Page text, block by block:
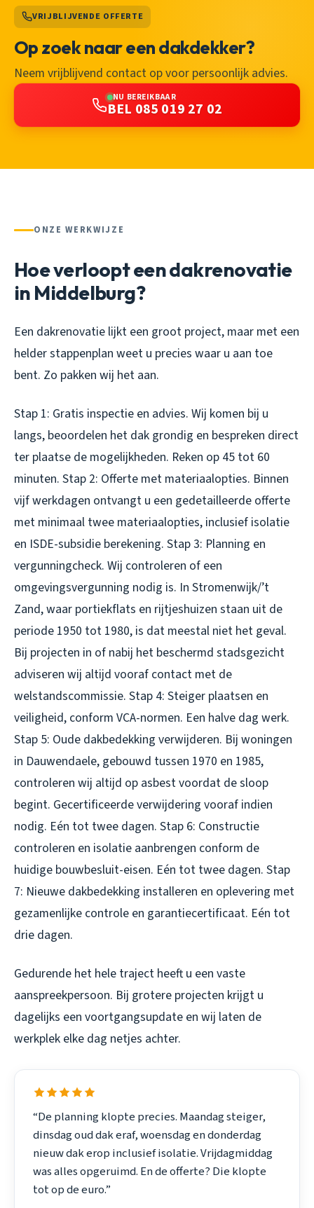
VRIJBLIJVENDE OFFERTE
Op zoek naar een dakdekker?
Neem vrijblijvend contact op voor persoonlijk advies.
NU BEREIKBAAR
BEL 085 019 27 02
ONZE WERKWIJZE
Hoe verloopt een dakrenovatie
in Middelburg?
Een dakrenovatie lijkt een groot project, maar met een
helder stappenplan weet u precies waar u aan toe
bent. Zo pakken wij het aan.
Stap 1: Gratis inspectie en advies. Wij komen bij u
langs, beoordelen het dak grondig en bespreken direct
ter plaatse de mogelijkheden. Reken op 45 tot 60
minuten. Stap 2: Offerte met materiaalopties. Binnen
vijf werkdagen ontvangt u een gedetailleerde offerte
met minimaal twee materiaalopties, inclusief isolatie
en ISDE-subsidie berekening. Stap 3: Planning en
vergunningcheck. Wij controleren of een
omgevingsvergunning nodig is. In Stromenwijk/’t
Zand, waar portiekflats en rijtjeshuizen staan uit de
periode 1950 tot 1980, is dat meestal niet het geval.
Bij projecten in of nabij het beschermd stadsgezicht
adviseren wij altijd vooraf contact met de
welstandscommissie. Stap 4: Steiger plaatsen en
veiligheid, conform VCA-normen. Een halve dag werk.
Stap 5: Oude dakbedekking verwijderen. Bij woningen
in Dauwendaele, gebouwd tussen 1970 en 1985,
controleren wij altijd op asbest voordat de sloop
begint. Gecertificeerde verwijdering vooraf indien
nodig. Eén tot twee dagen. Stap 6: Constructie
controleren en isolatie aanbrengen conform de
huidige bouwbesluit-eisen. Eén tot twee dagen. Stap
7: Nieuwe dakbedekking installeren en oplevering met
gezamenlijke controle en garantiecertificaat. Eén tot
drie dagen.
Gedurende het hele traject heeft u een vaste
aanspreekpersoon. Bij grotere projecten krijgt u
dagelijks een voortgangsupdate en wij laten de
werkplek elke dag netjes achter.
“De planning klopte precies. Maandag steiger,
dinsdag oud dak eraf, woensdag en donderdag
nieuw dak erop inclusief isolatie. Vrijdagmiddag
was alles opgeruimd. En de offerte? Die klopte
tot op de euro.”